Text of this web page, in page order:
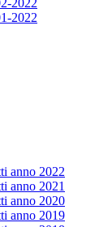
2022
2022
anno 2022
anno 2021
anno 2020
anno 2019